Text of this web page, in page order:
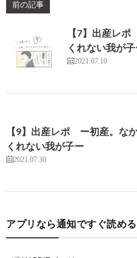
前の記事
【7】出産レ
くれない我が
2021.07.10
【9】出産レポ ー初産。な
くれない我が子ー
2021.07.30
アプリなら通知ですぐ読める